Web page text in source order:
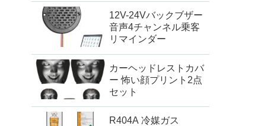
12V-24Vバックブザー
音声4チャンネル乗客
リマインダー
カーヘッドレストカバ
ー 怖い顔プリント2点
セット
R404A 冷媒ガス